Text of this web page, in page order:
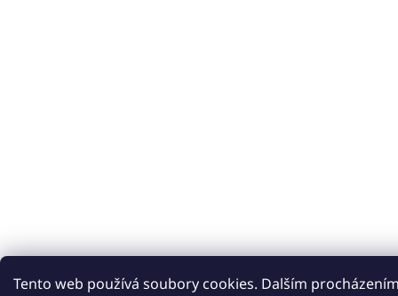
Tento web používá soubory cookies. Dalším